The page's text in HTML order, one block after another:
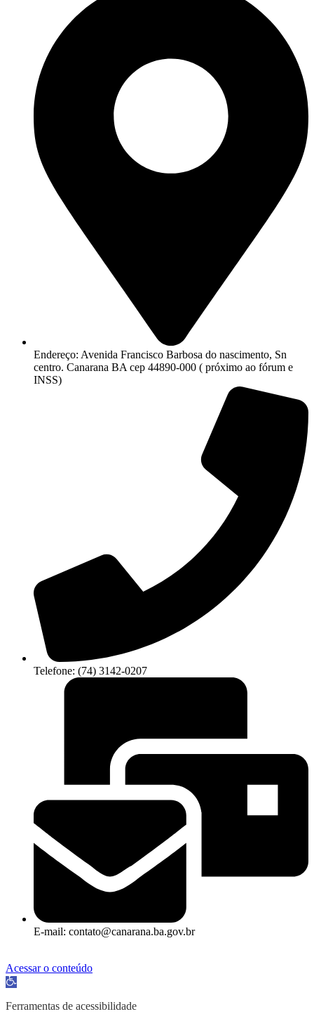
Endereço: Avenida Francisco Barbosa do nascimento, Sn
centro. Canarana BA cep 44890-000 ( próximo ao fórum e
INSS)
Telefone: (74) 3142-0207
E-mail: contato@canarana.ba.gov.br
Acessar o conteúdo
Abrir a barra de ferramentas
Ferramentas de acessibilidade